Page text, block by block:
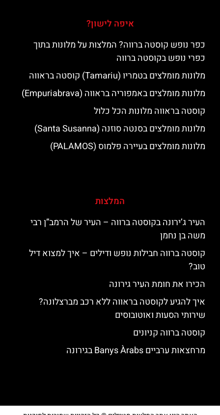
איפה לישון?
כפר נופש קוסטה ברווה? המלצות על מלונות בתוך
כפרי נופש בקוסטה ברווה
מלונות מומלצים בטמריו (Tamariu) קוסטה בראווה
מלונות מומלצים באמפוריה בראווה (Empuriabrava)
קוסטה בראווה מלונות הכל כלול
מלונות מומלצים בסנטה סוזנה (Santa Susanna)
מלונות מומלצים בעיירה פלמוס (PALAMOS)
המלצות
העיר ג’ירונה בקוסטה ברווה – העיר של הרמב”ן רבי
משה בן נחמן
קוסטה ברווה חבילות נופש ודילים – איך למצוא דיל
טוב?
הכירו את חומת העיר גירונה
איך להגיע לקוסטה בראווה ללא רכב מברצלונה?
שירותי הסעות ואוטובוסים
קוסטה ברווה קניונים
מרחצאות ערביים Banys Àrabs בגירונה